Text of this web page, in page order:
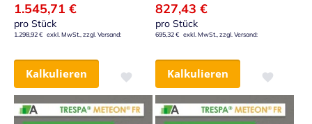
1.545,71 €
pro Stück
1.298,92 €
Kalkulieren
Zur Wunschliste hinzufügen
827,43 €
pro Stück
695,32 €
Kalkulieren
Zur